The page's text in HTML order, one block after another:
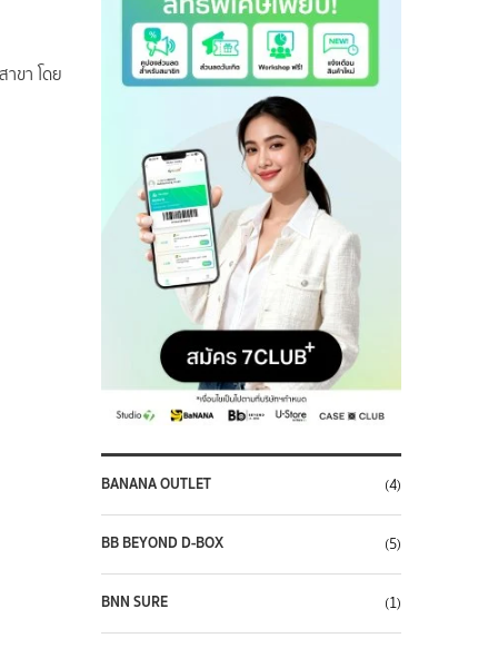
ขา โดย
BANANA OUTLET (4)
BB BEYOND D-BOX (5)
BNN SURE (1)